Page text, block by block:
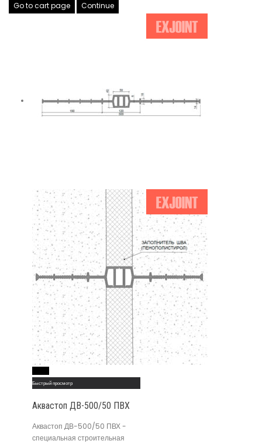
Go to cart page Continue
Быстрый просмотр
Аквастоп ДВ-500/50 ПВХ
Аквастоп ДВ-500/50 ПВХ -
специальная строительная